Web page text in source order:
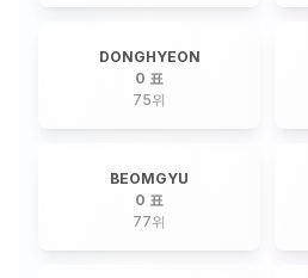
DONGHYEON
0 표
75위
BEOMGYU
0 표
77위